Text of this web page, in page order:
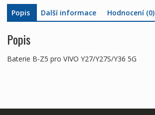
Popis Další informace Hodnocení (0)
Popis
Baterie B-Z5 pro VIVO Y27/Y27S/Y36 5G